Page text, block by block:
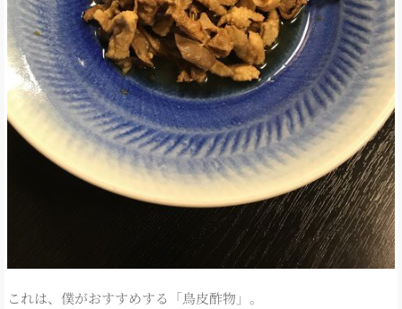
これは、僕がおすすめする「鳥皮酢物」。